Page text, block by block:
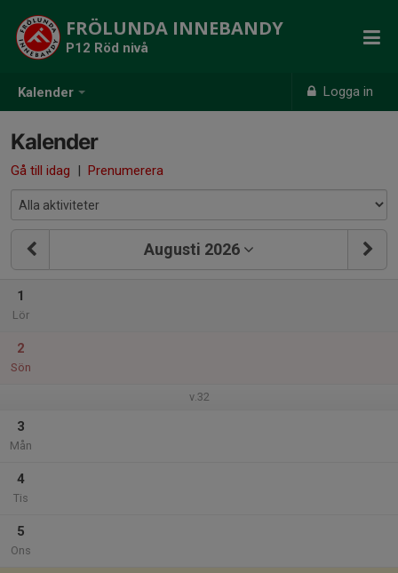
Kalender Logga in
FRÖLUNDA INNEBANDY
P12 Röd nivå
Kalender
Gå till idag | Prenumerera
Augusti 2026
1
Lör
2
Sön
v.32
3
Mån
4
Tis
5
Ons